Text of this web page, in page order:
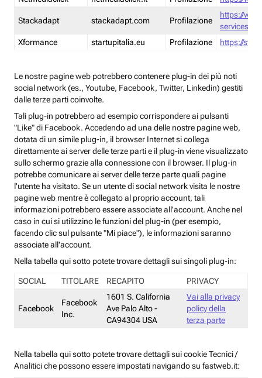
Stackadapt stackadapt.com Profilazione
https://
services-
Xformance
startupitalia.eu Profilazione https://
Le nostre pagine web potrebbero contenere plug-in dei più noti
social network (es., Youtube, Facebook, Twitter, Linkedin) gestiti
dalle terze parti coinvolte.
Tali plug-in potrebbero ad esempio corrispondere ai pulsanti
"Like" di Facebook. Accedendo ad una delle nostre pagine web,
dotata di un simile plug-in, il browser Internet si collega
direttamente ai server delle terze parti e il plug-in viene visualizzato
sullo schermo grazie alla connessione con il browser. Il plug-in
potrebbe comunicare ai server delle terze parte quali pagine
l'utente ha visitato. Se un utente di social network visita le nostre
pagine web mentre è collegato al proprio account, tali
informazioni potrebbero essere associate all'account. Anche nel
caso in cui si utilizzino le funzioni del plug-in (per esempio,
facendo clic sul pulsante "Mi piace"), le informazioni saranno
associate all'account.
Nella tabella qui sotto potete trovare dettagli sui singoli plug-in:
SOCIAL TITOLARE RECAPITO PRIVACY
Facebook
Facebook
Inc.
1601 S. California
Ave Palo Alto -
CA94304 USA
Vai alla privacy
policy della
terza parte
Nella tabella qui sotto potete trovare dettagli sui cookie Tecnici /
Analitici che possono essere impostati navigando su fastweb.it: